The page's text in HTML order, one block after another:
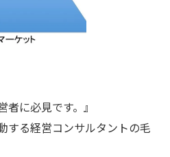
者に必見です。』
する経営コンサルタントの毛